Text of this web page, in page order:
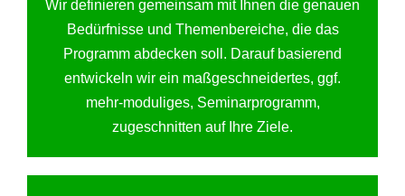
Wir definieren gemeinsam mit Ihnen die genauen
Bedürfnisse und Themenbereiche, die das
Programm abdecken soll. Darauf basierend
entwickeln wir ein maßgeschneidertes, ggf.
mehr-moduliges, Seminarprogramm,
zugeschnitten auf Ihre Ziele.